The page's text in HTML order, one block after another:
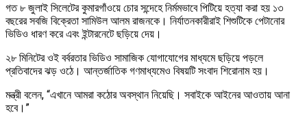
গত ৮ জুলাই সিলেটের কুমারগাঁওয়ে চোর সন্দেহে নির্মমভাবে পিটিয়ে হত্যা করা হয় ১৩
বছরের সবজি বিক্রেতা সামিউল আলম রাজনকে। নির্যাতনকারীরাই শিশুটিকে পেটানোর
ভিডিও ধারণ করে এবং ইন্টারনেটে ছড়িয়ে দেয়।
২৮ মিনিটের ওই বর্বরতার ভিডিও সামাজিক যোগাযোগের মাধ্যমে ছড়িয়ে পড়লে
প্রতিবাদের ঝড় ওঠে। আন্তর্জাতিক গণমাধ্যমেও বিষয়টি সংবাদ শিরোনাম হয়।
মন্ত্রী বলেন, “এখানে আমরা কঠোর অবস্থান নিয়েছি। সবাইকে আইনের আওতায় আনা
হবে।”